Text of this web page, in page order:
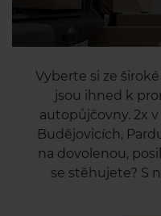
Vyberte si ze
jsou ihned k
autopůjčovny. 2x v
Budějovicích,
na dovolenou,
se stěhujete? S